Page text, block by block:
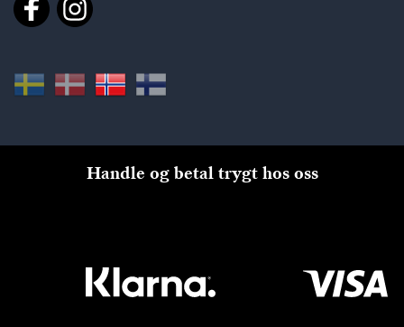
Handle og betal trygt hos oss